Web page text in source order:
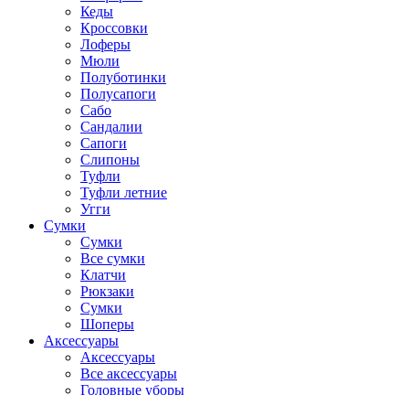
Кеды
Кроссовки
Лоферы
Мюли
Полуботинки
Полусапоги
Сабо
Сандалии
Сапоги
Слипоны
Туфли
Туфли летние
Угги
Сумки
Сумки
Все сумки
Клатчи
Рюкзаки
Сумки
Шоперы
Аксессуары
Аксессуары
Все аксессуары
Головные уборы